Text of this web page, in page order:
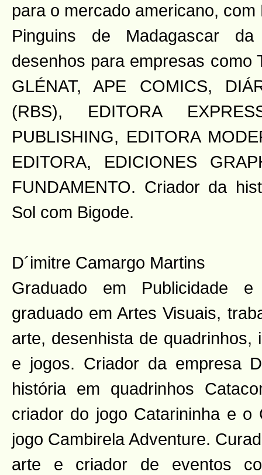
para o mercado americano,
Pinguins de Madagascar
desenhos para empresas como
GLÉNAT, APE COMICS,
(RBS), EDITORA
PUBLISHING, EDITORA
EDITORA, EDICIONES
FUNDAMENTO. Criador da
Sol com Bigode.
D´imitre Camargo Martins
Graduado em Publicidade e
graduado em Artes Visuais,
arte, desenhista de quadrinhos,
e jogos. Criador da empresa
história em quadrinhos
criador do jogo Catarininha e o
jogo Cambirela Adventure.
arte e criador de eventos